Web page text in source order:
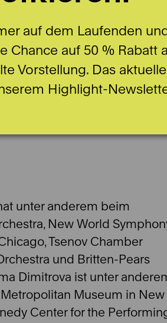
DAVIS
unter anderem beim
New World
Tsenov Chamber
und Britten-Pears
Dimitrova ist unter
Museum in New
Center for the
auf dem Laufenden
Chance auf 50 % Rabatt
Vorstellung. Das
Highlight-